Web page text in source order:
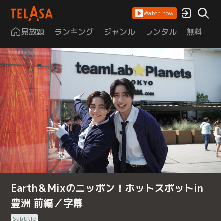
Watch now
見放題 ランキング ジャンル レンタル 無料
Earth＆Mixのニッポン！ホットスポットin
豊洲 前編／字幕
Subtitle